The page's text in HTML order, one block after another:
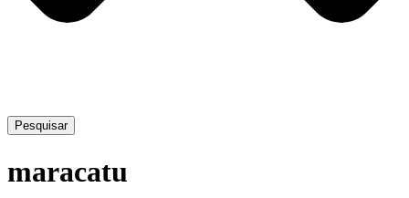
Pesquisar
maracatu